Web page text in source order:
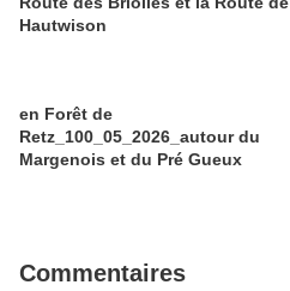
Hautwison
en Forêt de
Retz_100_05_2026_autour du
Margenois et du Pré Gueux
Commentaires